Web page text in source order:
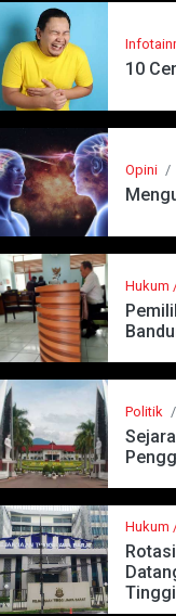
10
Opini /
Hukum
Politik /
Hukum